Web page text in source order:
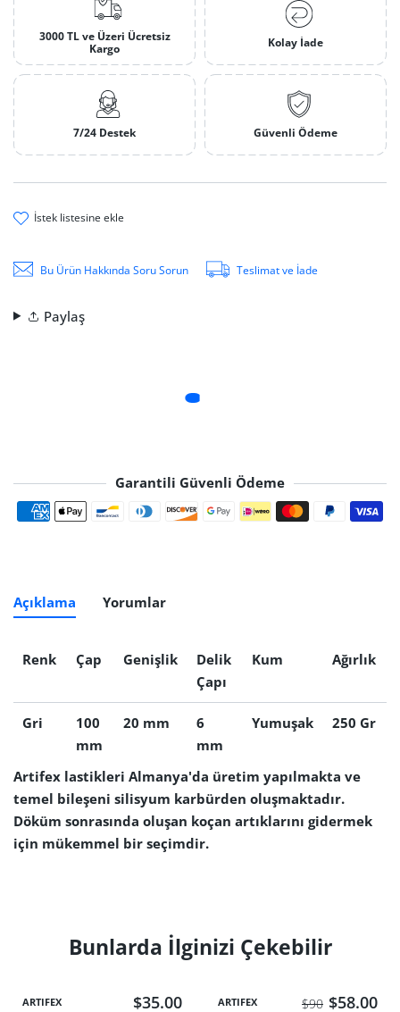
3000 TL ve Üzeri Ücretsiz
Kargo
Kolay İade
7/24 Destek Güvenli Ödeme
i̇stek li̇stesi̇ne ekle
Bu Ürün Hakkında Soru Sorun Teslimat ve İade
Paylaş
Garantili Güvenli Ödeme
Ödeme yöntemleri
Açıklama Yorumlar
Renk Çap Genişlik
Delik
Çapı
Kum Ağırlık
Gri
100
mm
20 mm
6
mm
Yumuşak 250 Gr
Artifex lastikleri Almanya'da üretim yapılmakta ve
temel bileşeni silisyum karbürden oluşmaktadır.
Döküm sonrasında oluşan koçan artıklarını gidermek
için mükemmel bir seçimdir.
Bunlarda İlginizi Çekebilir
ARTIFEX $35.00 ARTIFEX $58.00
$90